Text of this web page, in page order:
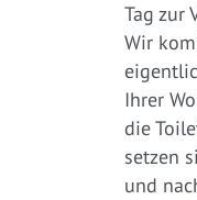
Tag zur
Wir
Ihrer
die
setzen
und